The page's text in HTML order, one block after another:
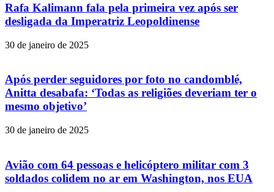
Rafa Kalimann fala pela primeira vez após ser
desligada da Imperatriz Leopoldinense
30 de janeiro de 2025
Após perder seguidores por foto no candomblé,
Anitta desabafa: ‘Todas as religiões deveriam ter o
mesmo objetivo’
30 de janeiro de 2025
Avião com 64 pessoas e helicóptero militar com 3
soldados colidem no ar em Washington, nos EUA